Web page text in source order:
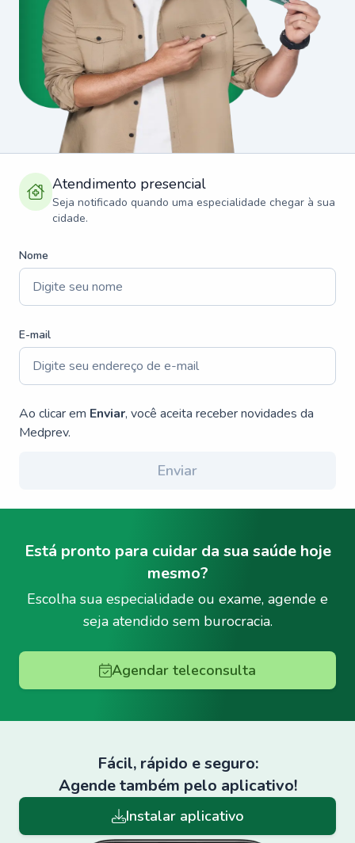
Atendimento presencial
Seja notificado quando uma especialidade chegar à sua
cidade.
Nome
E-mail
Ao clicar em Enviar, você aceita receber novidades da
Medprev.
Enviar
Está pronto para cuidar da sua saúde hoje
mesmo?
Escolha sua especialidade ou exame, agende e
seja atendido sem burocracia.
Agendar teleconsulta
Fácil, rápido e seguro:
Agende também pelo aplicativo!
Instalar aplicativo